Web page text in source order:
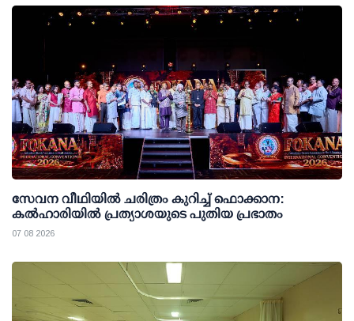
സേവന വീഥിയില്‍ ചരിത്രം കുറിച്ച് ഫൊക്കാന:
കല്‍ഹാരിയില്‍ പ്രത്യാശയുടെ പുതിയ പ്രഭാതം
07 08 2026